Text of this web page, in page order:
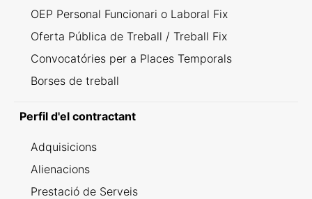
OEP Personal Funcionari o Laboral Fix
Oferta Pública de Treball / Treball Fix
Convocatóries per a Places Temporals
Borses de treball
Perfil d'el contractant
Adquisicions
Alienacions
Prestació de Serveis